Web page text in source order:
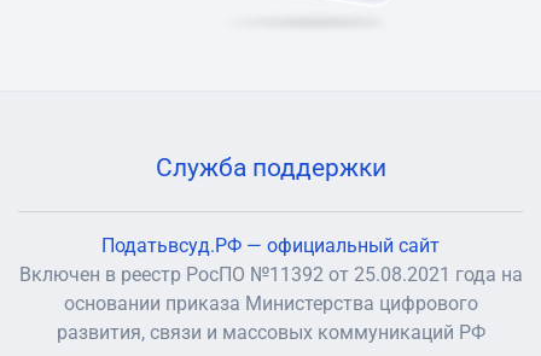
Служба поддержки
Податьвсуд.РФ — официальный сайт
Включен в реестр РосПО №11392 от 25.08.2021 года на
основании приказа Министерства цифрового
развития, связи и массовых коммуникаций РФ